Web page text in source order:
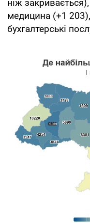
ніж
медицина (+1
бухгалтерські